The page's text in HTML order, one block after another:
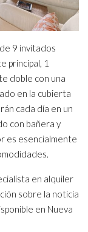
9 invitados
principal, 1
doble con una
en la cubierta
cada día en un
con bañera y
es esencialmente
en alquiler
sobre la noticia
en Nueva